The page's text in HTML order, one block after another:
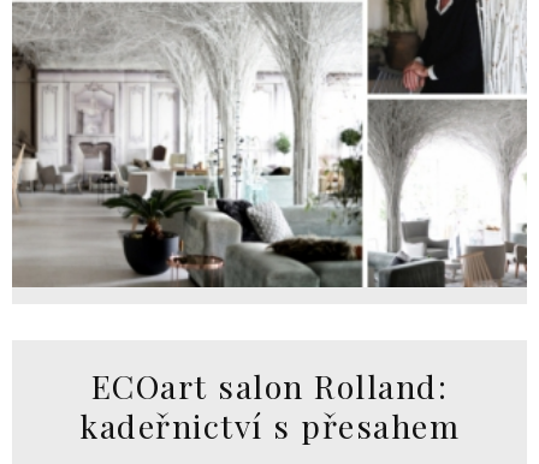
ECOart salon Rolland:
kadeřnictví s přesahem